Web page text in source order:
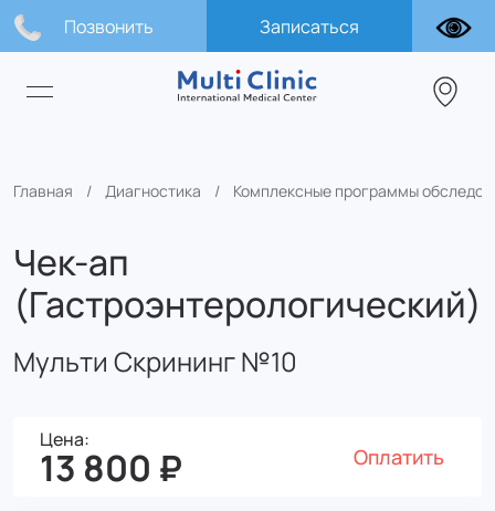
Позвонить Записаться
Главная Диагностика Комплексные программы
Чек-ап
(Гастроэнтерологический)
Мульти Скрининг №10
Цена:
13 800 ₽ Оплатить